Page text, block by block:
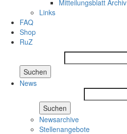
Mitteilungsblatt Archiv
Links
FAQ
Shop
RuZ
Suchen
News
Suchen
Newsarchive
Stellenangebote